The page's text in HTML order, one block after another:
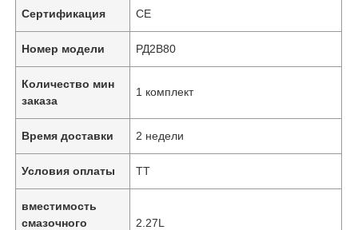
Сертификация CE
Номер модели РД2В80
Количество мин
заказа
1 комплект
Время доставки 2 недели
Условия оплаты ТТ
вместимость
смазочного
2.27L